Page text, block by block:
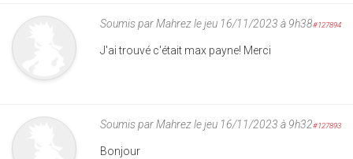
Soumis parMahrezle jeu 16/11/2023 à 9h38#127894
J'ai trouvé c'était max payne! Merci
Soumis parMahrezle jeu 16/11/2023 à 9h32#127893
Bonjour